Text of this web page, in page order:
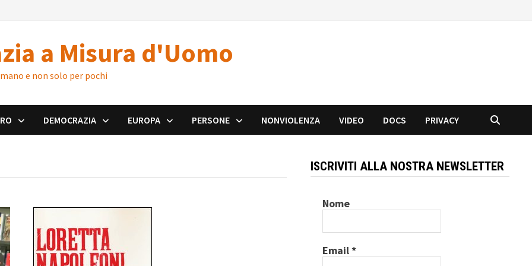
a Misura d'Uomo
e non solo per pochi
DEMOCRAZIA EUROPA PERSONE NONVIOLENZA VIDEO DOCS PRIVACY
ISCRIVITI ALLA NOSTRA NEWSLETTER
Nome
Email*